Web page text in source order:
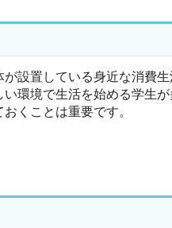
設置している身近な消費
環境で生活を始める学生が
くことは重要です。